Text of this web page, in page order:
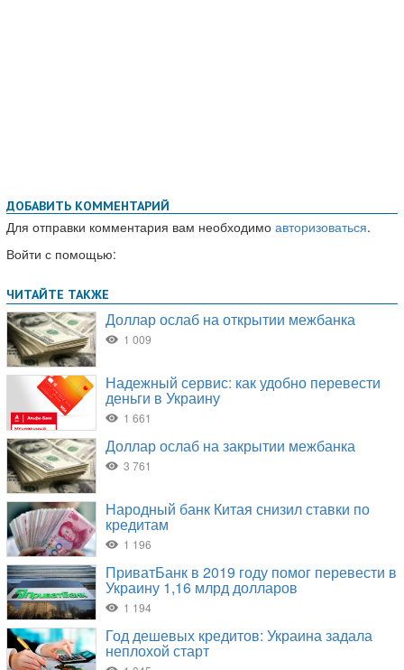
ДОБАВИТЬ КОММЕНТАРИЙ
Для отправки комментария вам необходимо авторизоваться.
Войти с помощью: